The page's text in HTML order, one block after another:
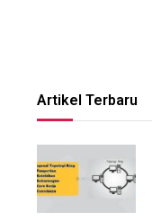
Artikel Terbaru